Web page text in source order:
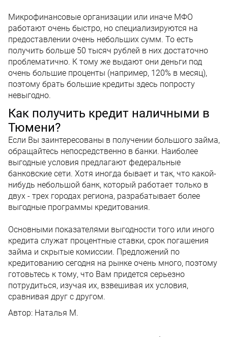
Микрофинансовые организации или иначе МФО
работают очень быстро, но специализируются на
предоставлении очень небольших сумм. То есть
получить больше 50 тысяч рублей в них достаточно
проблематично. К тому же выдают они деньги под
очень большие проценты (например, 120% в месяц),
поэтому брать большие кредиты здесь попросту
невыгодно.
Как получить кредит наличными в
Тюмени?
Если Вы заинтересованы в получении большого займа,
обращайтесь непосредственно в банки. Наиболее
выгодные условия предлагают федеральные
банковские сети. Хотя иногда бывает и так, что какой-
нибудь небольшой банк, который работает только в
двух - трех городах региона, разрабатывает более
выгодные программы кредитования.
Основными показателями выгодности того или иного
кредита служат процентные ставки, срок погашения
займа и скрытые комиссии. Предложений по
кредитованию сегодня на рынке очень много, поэтому
готовьтесь к тому, что Вам придется серьезно
потрудиться, изучая их, взвешивая их условия,
сравнивая друг с другом.
Автор: Наталья М.